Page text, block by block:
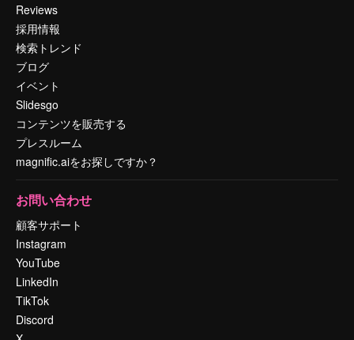
Reviews
採用情報
検索トレンド
ブログ
イベント
Slidesgo
コンテンツを販売する
プレスルーム
magnific.aiをお探しですか？
お問い合わせ
顧客サポート
Instagram
YouTube
LinkedIn
TikTok
Discord